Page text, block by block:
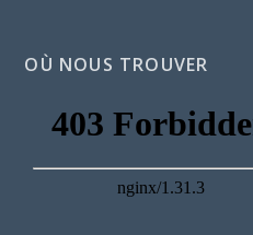
OÙ NOUS TROUVER